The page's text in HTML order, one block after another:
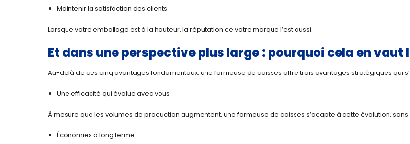
Maintenir la satisfaction des clients
Lorsque votre emballage est à la hauteur, la réputation de votre marque l’est aussi.
Et dans une perspective plus large : pourquoi cela en vaut
Au-delà de ces cinq avantages fondamentaux, une formeuse de caisses offre trois avantages stratégiques qui
Une efficacité qui évolue avec vous
À mesure que les volumes de production augmentent, une formeuse de caisses s’adapte à cette évolution,
Économies à long terme